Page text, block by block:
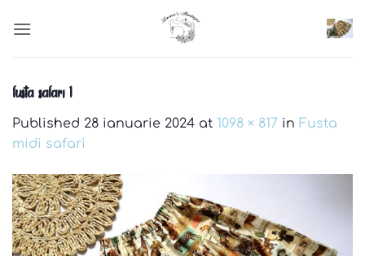
fusta safari 1
Published 28 ianuarie 2024 at 1098 × 817 in Fusta
midi safari